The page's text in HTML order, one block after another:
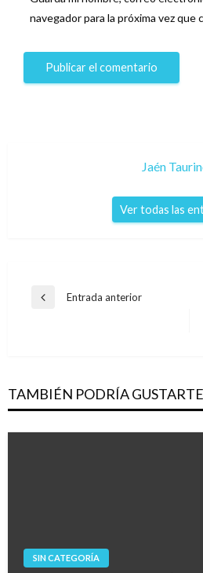
navegador para la próxima vez que
Jaén
Ver todas las
Navegación
Entrada
Entrada anterior
TAMBIÉN PODRÍA GUSTARTE
SIN CATEGORÍA